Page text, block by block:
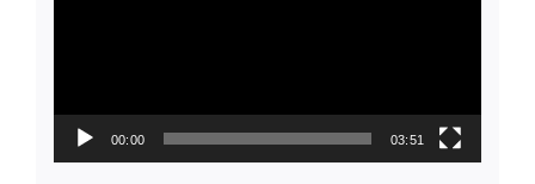
00:00 03:51